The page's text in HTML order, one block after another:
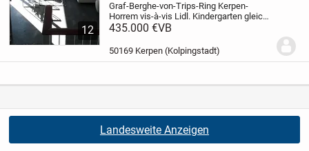
12
Graf-Berghe-von-Trips-RingKerpen-
Horrem vis-à-vis Lidl. Kindergarten gleich
um dieEcke und‍ schöner Spielplatz
Bußhaltestelle in alleRichtungen nur...
435.000 €VB
50169 Kerpen (Kolpingstadt)
Landesweite Anzeigen